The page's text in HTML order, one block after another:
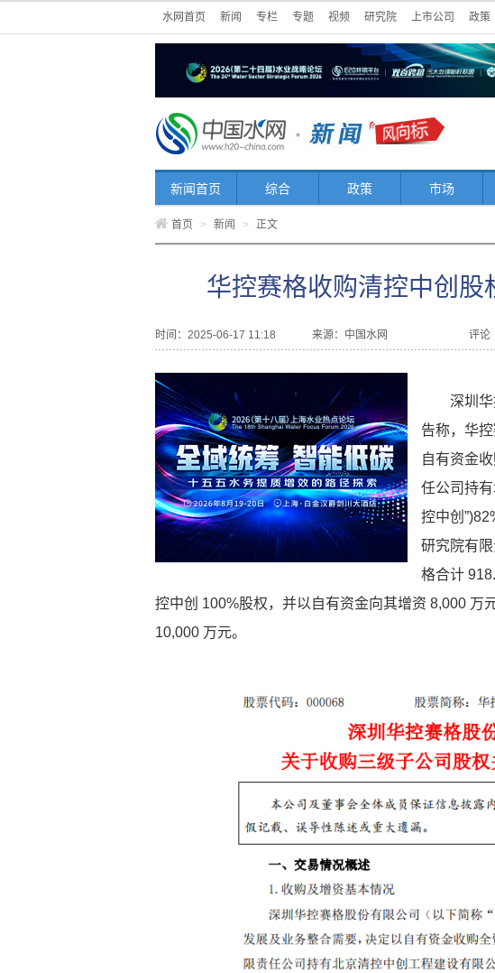
水网首页 新闻 专栏 专题 视频 研究院 上市公司 政策
新闻首页 综合 政策 市场
首页 > 新闻 > 正文
华控赛格收购清控中创股
时间：2025-06-17 11:18 来源： 中国水网 评论
深圳
告称，华
自有资金
任公司持
控中创
研究院有
格合计
控中创 100%股权，并以自有资金向其增资 8,000 万
10,000 万元。